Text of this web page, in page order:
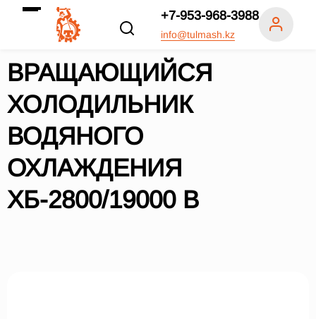
+7-953-968-3988
info@tulmash.kz
ВРАЩАЮЩИЙСЯ
ХОЛОДИЛЬНИК
ВОДЯНОГО
ОХЛАЖДЕНИЯ
ХБ-2800/19000 В